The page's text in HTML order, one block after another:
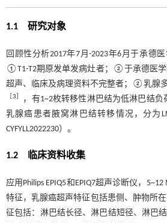
1.1 研究对象
回顾性分析2017年7月-2023年6月于承德
①T1-T2期原发单发病灶者；②于承德医
超声、临床及病理资料不完整者；②乳腺
［3
，有1~2枚转移性淋巴结为低淋巴结负
乳腺癌患者腋窝淋巴结转移情况，分为
CYFYLL2022230）。
1.2 临床资料收集
应用Philips EPIQ5和EPIQ7超声诊断仪，
特征，乳腺癌超声特征包括患侧、肿物所
征包括：淋巴结长径、淋巴结短径、淋巴